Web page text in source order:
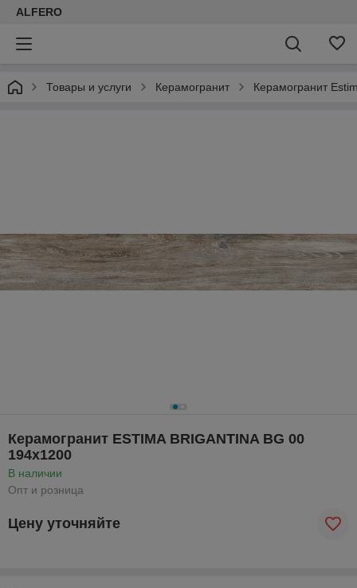
ALFERO
Товары и услуги Керамогранит Керамогранит
Керамогранит ESTIMA BRIGANTINA BG 00
194х1200
В наличии
Опт и розница
Цену уточняйте